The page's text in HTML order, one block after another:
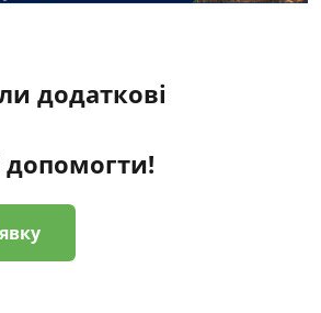
додаткові
допомогти!